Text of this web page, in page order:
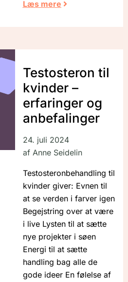
Læs mere
Testosteron til
kvinder –
erfaringer og
anbefalinger
24. juli 2024
afAnne Seidelin
Testosteronbehandling til
kvinder giver: Evnen til
at se verden i farver igen
Begejstring over at være
i live Lysten til at sætte
nye projekter i søen
Energi til at sætte
handling bag alle de
gode ideer En følelse af